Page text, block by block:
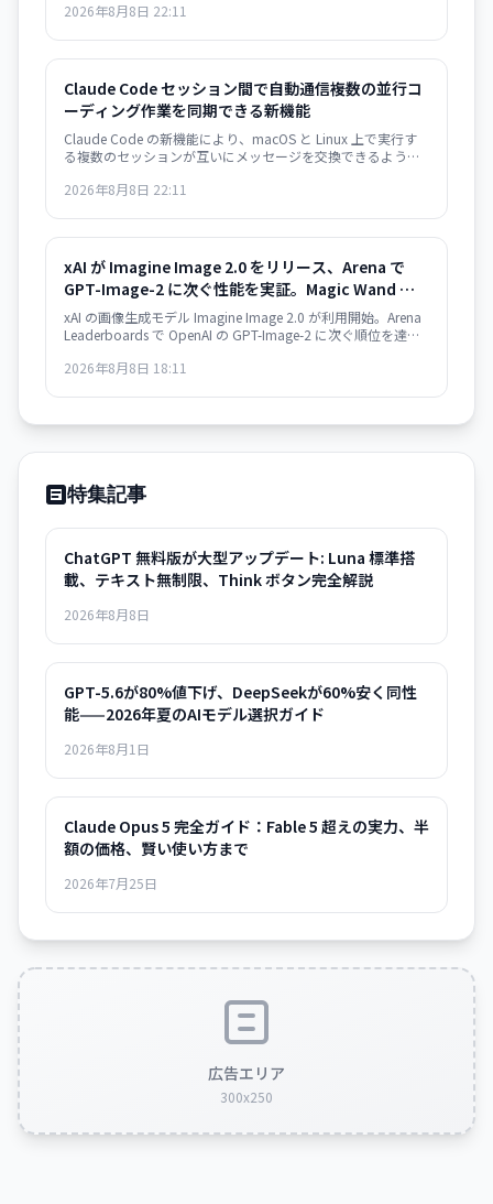
Autodesk Fusion 対応で、従来は何時間もかかっていた作業
2026年8月8日 22:11
Claude Code セッション間で自動通信――複数の並行コ
ーディング作業を同期できる新機能
Claude Code の新機能により、macOS と Linux 上で実行す
る複数のセッションが互いにメッセージを交換できるように
動的に情報共有し、開発ワークフローが大幅に効率化されま
2026年8月8日 22:11
xAI が Imagine Image 2.0 をリリース、Arena で
GPT-Image-2 に次ぐ性能を実証。Magic Wand な
ど高度な編集機能も搭載
xAI の画像生成モデル Imagine Image 2.0 が利用開始。Arena
Leaderboards で OpenAI の GPT-Image-2 に次ぐ順位を達成
ルを備えている。Grok で即利用可能、API は近日提供予定。
2026年8月8日 18:11
特集記事
ChatGPT 無料版が大型アップデート: Luna 標準搭
載、テキスト無制限、Think ボタン完全解説
2026年8月8日
GPT-5.6が80%値下げ、DeepSeekが60%安く同性
能——2026年夏のAIモデル選択ガイド
2026年8月1日
Claude Opus 5 完全ガイド：Fable 5 超えの実力、半
額の価格、賢い使い方まで
2026年7月25日
広告エリア
300x250